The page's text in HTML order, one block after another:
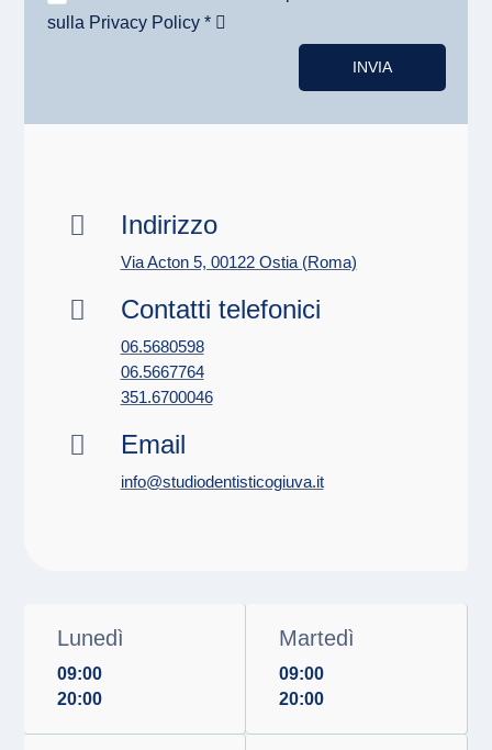
sulla Privacy Policy *
INVIA
 Indirizzo
Via Acton 5, 00122 Ostia (Roma)
 Contatti telefonici
06.5680598
06.5667764
351.6700046
 Email
info@studiodentisticogiuva.it
Lunedì
09:00
20:00
Martedì
09:00
20:00